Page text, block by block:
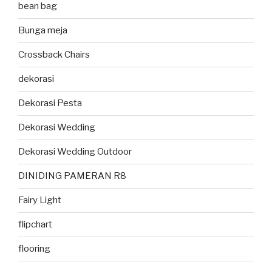
bean bag
Bunga meja
Crossback Chairs
dekorasi
Dekorasi Pesta
Dekorasi Wedding
Dekorasi Wedding Outdoor
DINIDING PAMERAN R8
Fairy Light
flipchart
flooring